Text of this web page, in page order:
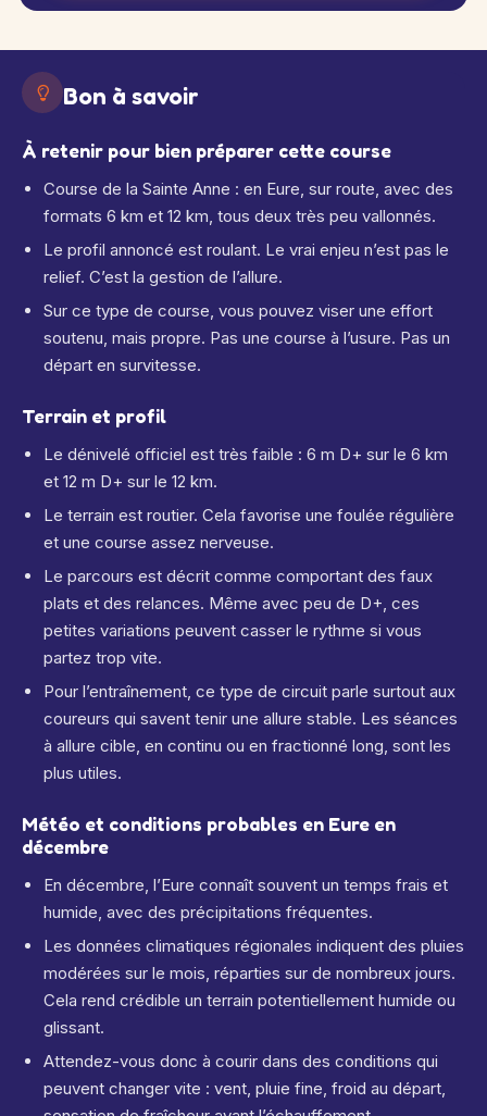
Bon à savoir
À retenir pour bien préparer cette course
Course de la Sainte Anne : en Eure, sur route, avec des
formats 6 km et 12 km, tous deux très peu vallonnés.
Le profil annoncé est roulant. Le vrai enjeu n’est pas le
relief. C’est la gestion de l’allure.
Sur ce type de course, vous pouvez viser une effort
soutenu, mais propre. Pas une course à l’usure. Pas un
départ en survitesse.
Terrain et profil
Le dénivelé officiel est très faible : 6 m D+ sur le 6 km
et 12 m D+ sur le 12 km.
Le terrain est routier. Cela favorise une foulée régulière
et une course assez nerveuse.
Le parcours est décrit comme comportant des faux
plats et des relances. Même avec peu de D+, ces
petites variations peuvent casser le rythme si vous
partez trop vite.
Pour l’entraînement, ce type de circuit parle surtout aux
coureurs qui savent tenir une allure stable. Les séances
à allure cible, en continu ou en fractionné long, sont les
plus utiles.
Météo et conditions probables en Eure en
décembre
En décembre, l’Eure connaît souvent un temps frais et
humide, avec des précipitations fréquentes.
Les données climatiques régionales indiquent des pluies
modérées sur le mois, réparties sur de nombreux jours.
Cela rend crédible un terrain potentiellement humide ou
glissant.
Attendez-vous donc à courir dans des conditions qui
peuvent changer vite : vent, pluie fine, froid au départ,